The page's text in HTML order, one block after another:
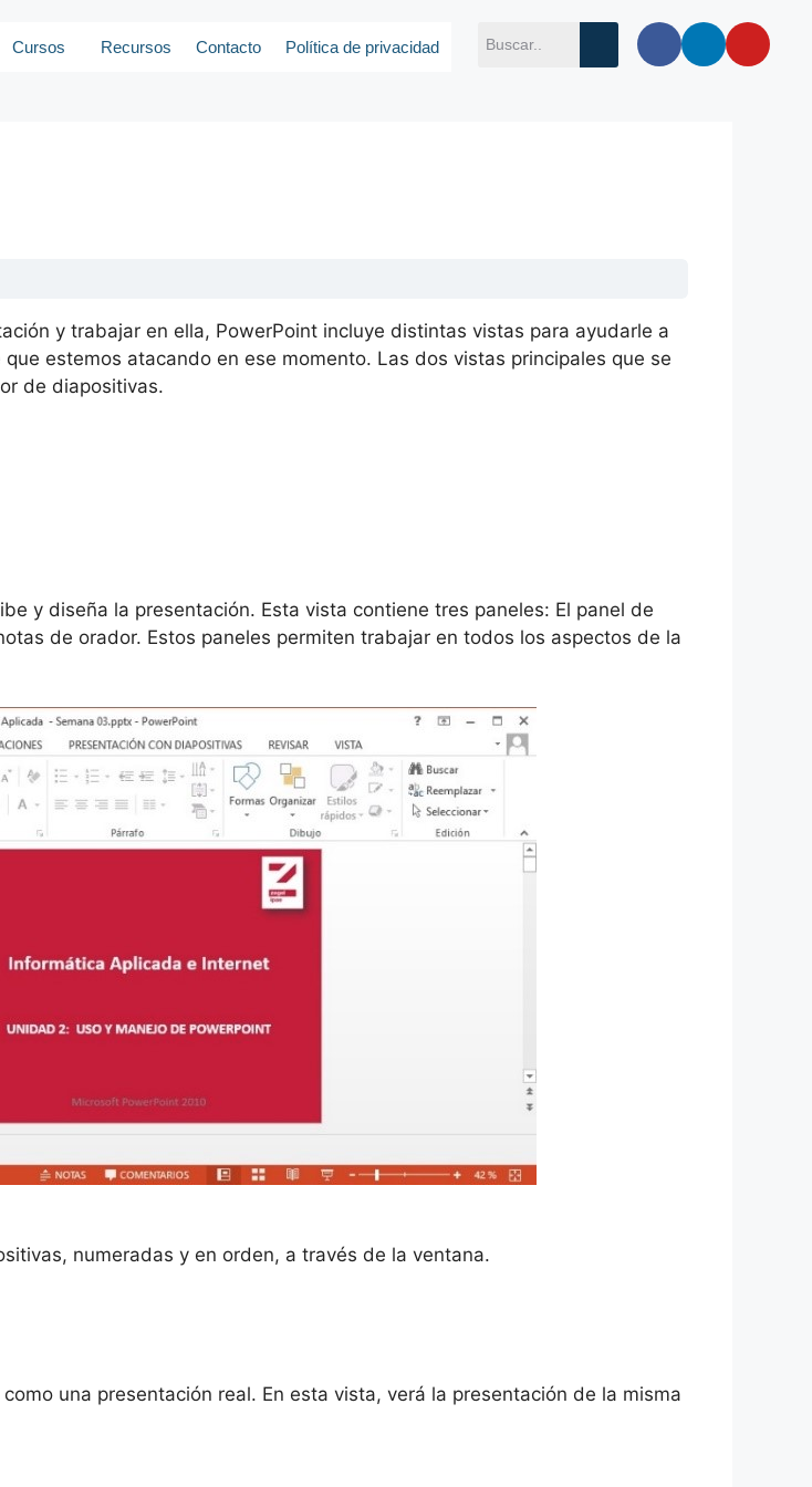
Cursos Recursos Contacto Política de privacidad
y trabajar en ella, PowerPoint incluye distintas vistas para ayudarle a
estemos atacando en ese momento. Las dos vistas principales que se
de diapositivas.
y diseña la presentación. Esta vista contiene tres paneles: El panel de
de orador. Estos paneles permiten trabajar en todos los aspectos de la
numeradas y en orden, a través de la ventana.
una presentación real. En esta vista, verá la presentación de la misma